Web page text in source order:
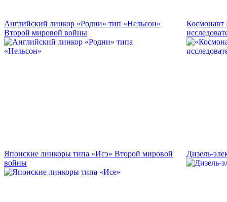
Английский линкор «Родни» тип «Нельсон»
Второй мировой войны
Японские линкоры типа «Исэ» Второй мировой
войны
Дизель-